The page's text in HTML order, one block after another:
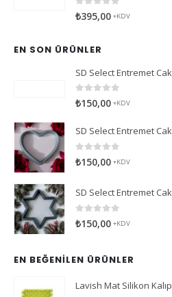
05 üzerinden
₺395,00 +KDV
EN SON ÜRÜNLER
0 5 üzerinden
₺150,00 +KDV
0 5 üzerinden
₺150,00 +KDV
0 5 üzerinden
₺150,00 +KDV
EN BEĞENILEN ÜRÜNLER
Lavish Mat Silikon Kalıp